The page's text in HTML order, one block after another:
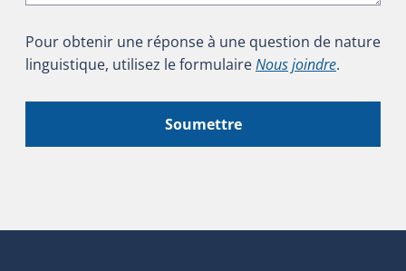
Pour obtenir une réponse à une question de nature
linguistique, utilisez le formulaireNous joindre.
Soumettre